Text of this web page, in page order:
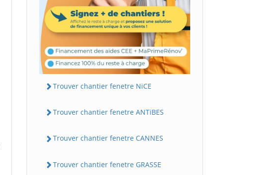
Trouver chantier fenetre NiCE
Trouver chantier fenetre ANTiBES
Trouver chantier fenetre CANNES
Trouver chantier fenetre GRASSE